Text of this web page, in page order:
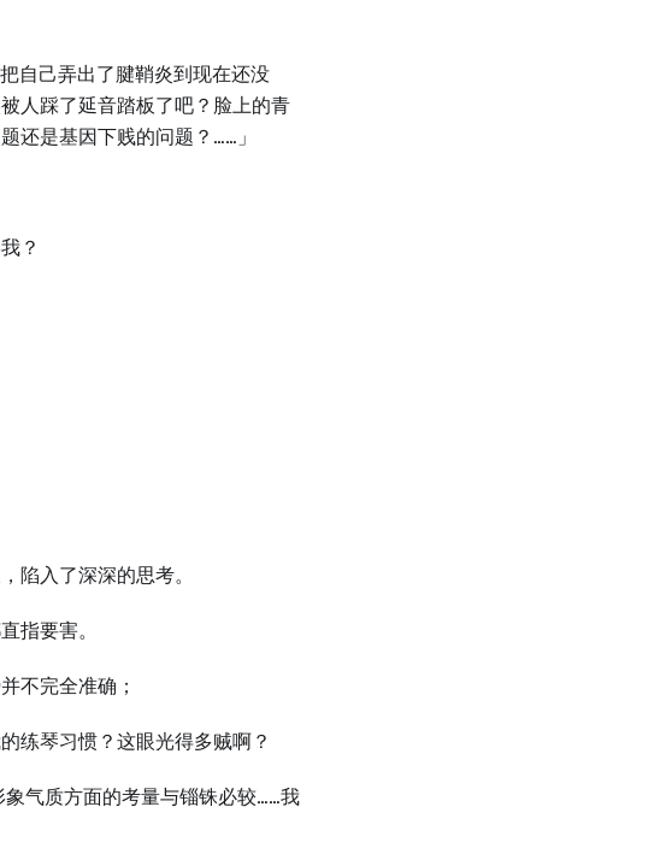
自己弄出了腱鞘炎到现在还没
人踩了延音踏板了吧？脸上的青
还是基因下贱的问题？……」
？
陷入了深深的思考。
指要害。
不完全准确；
练琴习惯？这眼光得多贼啊？
气质方面的考量与锱铢必较……我